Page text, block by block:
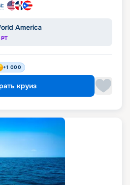
America
+1 000
круиз